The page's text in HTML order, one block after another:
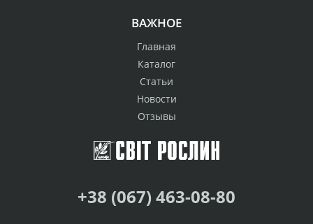
ВАЖНОЕ
Главная
Каталог
Статьи
Новости
Отзывы
+38 (067) 463-08-80